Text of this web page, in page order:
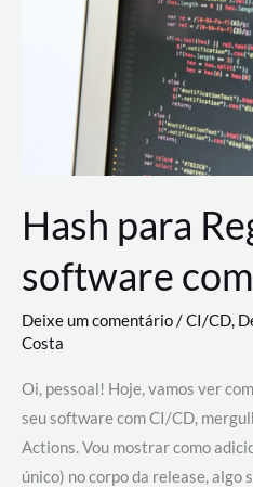
revolucionando
desenvolvimento
Hash para
software
Deixe um comentário/CI/CD,
Costa
Oi, pessoal! Hoje, vamos ver
seu software com CI/CD,
Actions. Vou mostrar como
único) no corpo da release,